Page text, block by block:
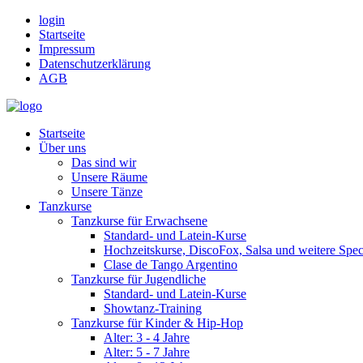
login
Startseite
Impressum
Datenschutzerklärung
AGB
Startseite
Über uns
Das sind wir
Unsere Räume
Unsere Tänze
Tanzkurse
Tanzkurse für Erwachsene
Standard- und Latein-Kurse
Hochzeitskurse, DiscoFox, Salsa und weitere
Clase de Tango Argentino
Tanzkurse für Jugendliche
Standard- und Latein-Kurse
Showtanz-Training
Tanzkurse für Kinder & Hip-Hop
Alter: 3 - 4 Jahre
Alter: 5 - 7 Jahre